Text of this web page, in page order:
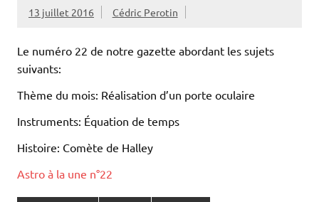
13 juillet 2016 Cédric Perotin
Le numéro 22 de notre gazette abordant les sujets
suivants:
Thème du mois: Réalisation d’un porte oculaire
Instruments: Équation de temps
Histoire: Comète de Halley
Astro à la une n°22